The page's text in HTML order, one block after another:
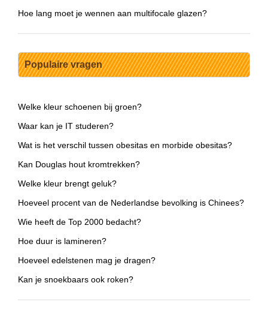
Hoe lang moet je wennen aan multifocale glazen?
Populaire vragen
Welke kleur schoenen bij groen?
Waar kan je IT studeren?
Wat is het verschil tussen obesitas en morbide obesitas?
Kan Douglas hout kromtrekken?
Welke kleur brengt geluk?
Hoeveel procent van de Nederlandse bevolking is Chinees?
Wie heeft de Top 2000 bedacht?
Hoe duur is lamineren?
Hoeveel edelstenen mag je dragen?
Kan je snoekbaars ook roken?